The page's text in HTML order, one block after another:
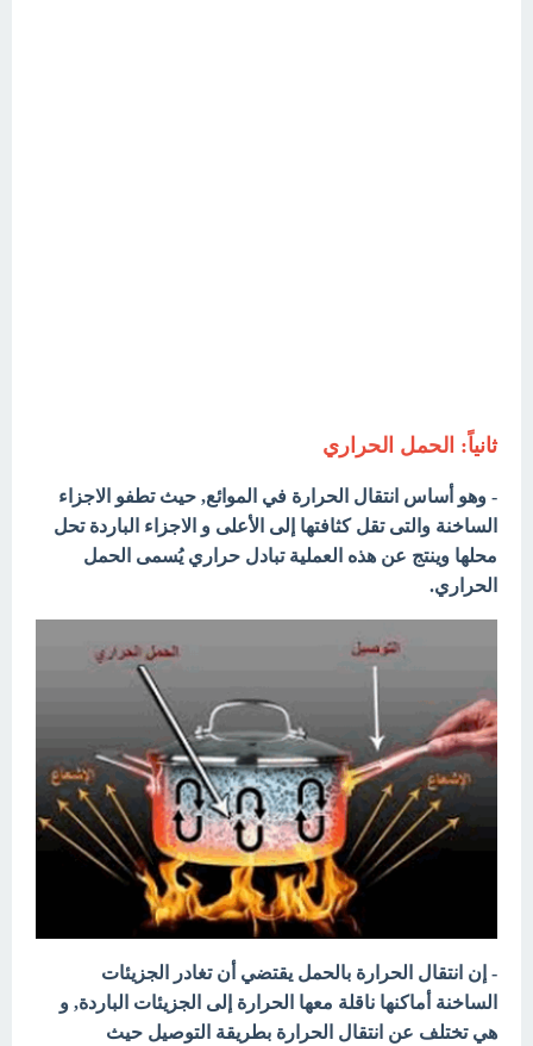
ثانياً: الحمل الحراري
- وهو أساس انتقال الحرارة في الموائع, حيث تطفو الاجزاء
الساخنة والتى تقل كثافتها إلى الأعلى و الاجزاء الباردة تحل
محلها وينتج عن هذه العملية تبادل حراري يُسمى الحمل
الحراري.
- إن انتقال الحرارة بالحمل يقتضي أن تغادر الجزيئات
الساخنة أماكنها ناقلة معها الحرارة إلى الجزيئات الباردة, و
هي تختلف عن انتقال الحرارة بطريقة التوصيل حيث